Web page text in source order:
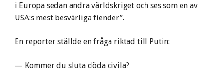
i Europa sedan andra världskriget och ses som en av
USA:s mest besvärliga fiender”.
En reporter ställde en fråga riktad till Putin:
— Kommer du sluta döda civila?